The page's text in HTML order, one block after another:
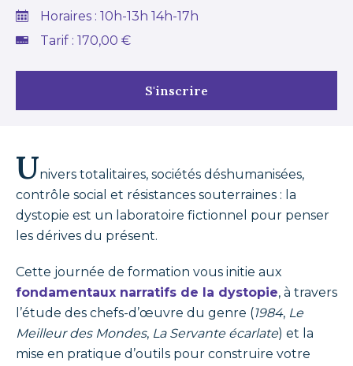
Horaires : 10h-13h 14h-17h
Tarif : 170,00 €
S'inscrire
Univers totalitaires, sociétés déshumanisées,
contrôle social et résistances souterraines : la
dystopie est un laboratoire fictionnel pour penser
les dérives du présent.
Cette journée de formation vous initie aux
fondamentaux narratifs de la dystopie, à travers
l’étude des chefs-d’œuvre du genre (1984, Le
Meilleur des Mondes, La Servante écarlate) et la
mise en pratique d’outils pour construire votre